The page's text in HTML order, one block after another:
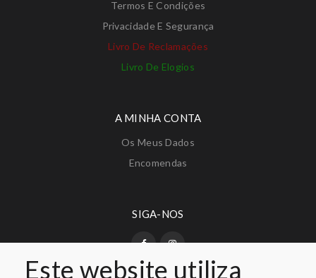
Este website utiliza
Termos E Condições
Privacidade E Segurança
Livro De Reclamações
Livro De Elogios
A MINHA CONTA
Os Meus Dados
Encomendas
SIGA-NOS